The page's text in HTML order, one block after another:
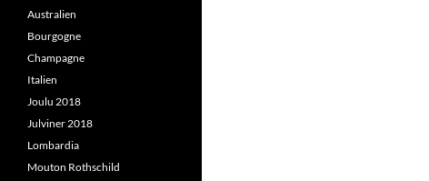
Australien
Bourgogne
Champagne
Italien
Joulu 2018
Julviner 2018
Lombardia
Mouton Rothschild